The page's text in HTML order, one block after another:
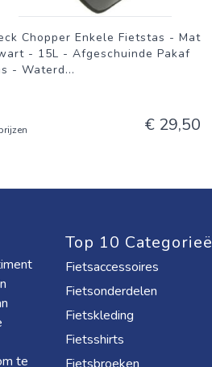
Chopper Enkele Fietstas - Mat
- 15L - Afgeschuinde Pakaf
- Waterd...
€ 29,50
te
Top 10
Fietsaccessoires
Fietsonderdelen
Fietskleding
Fietsshirts